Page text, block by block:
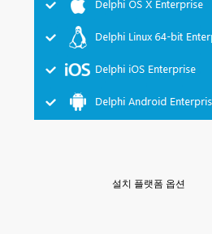
설치 플랫폼 옵션